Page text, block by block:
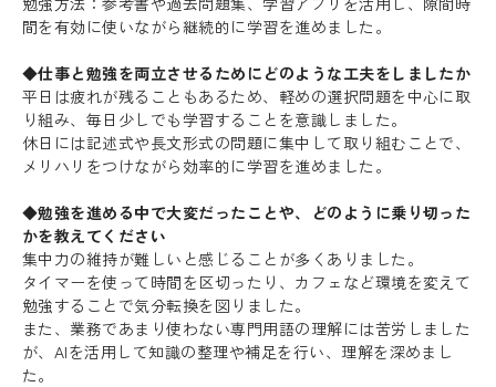
間を有効に使いながら継続的に学習を進めました。
◆仕事と勉強を両立させるためにどのような工夫をしましたか
平日は疲れが残ることもあるため、軽めの選択問題を中心に取
り組み、毎日少しでも学習することを意識しました。
休日には記述式や長文形式の問題に集中して取り組むことで、
メリハリをつけながら効率的に学習を進めました。
◆勉強を進める中で大変だったことや、どのように乗り切った
かを教えてください
集中力の維持が難しいと感じることが多くありました。
タイマーを使って時間を区切ったり、カフェなど環境を変えて
勉強することで気分転換を図りました。
また、業務であまり使わない専門用語の理解には苦労しました
が、AIを活用して知識の整理や補足を行い、理解を深めまし
た。